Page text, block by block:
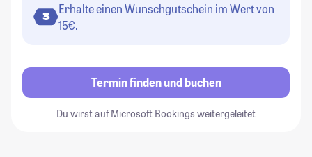
3
Erhalte einen Wunschgutschein im Wert von
15€.
Termin finden und buchen
Du wirst auf Microsoft Bookings weitergeleitet